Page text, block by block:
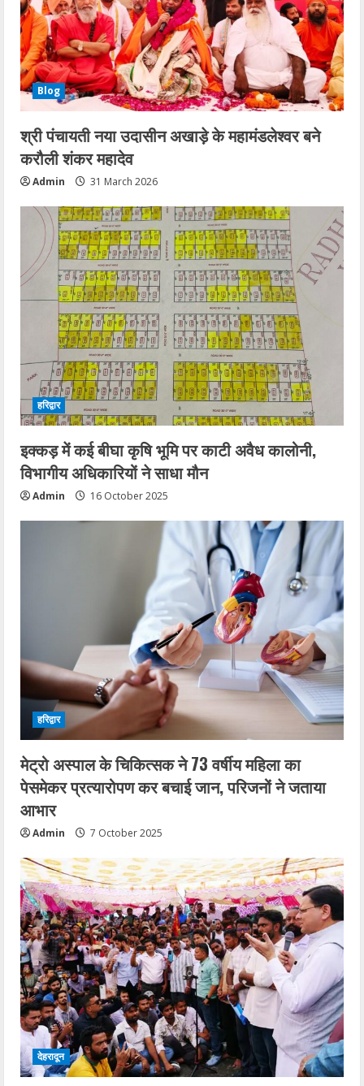
Blog
श्री पंचायती नया उदासीन अखाड़े के महामंडलेश्वर बने
करौली शंकर महादेव
Admin 31 March 2026
हरिद्वार
इक्कड़ में कई बीघा कृषि भूमि पर काटी अवैध कालोनी,
विभागीय अधिकारियों ने साधा मौन
Admin 16 October 2025
हरिद्वार
मेट्रो अस्पाल के चिकित्सक ने 73 वर्षीय महिला का
पेसमेकर प्रत्यारोपण कर बचाई जान, परिजनों ने जताया
आभार
Admin 7 October 2025
देहरादून